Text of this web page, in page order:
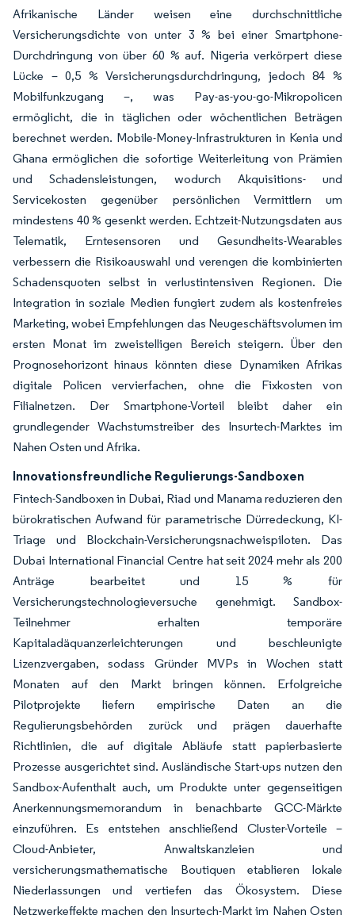
Afrikanische Länder weisen eine durchschnittliche
Versicherungsdichte von unter 3 % bei einer Smartphone-
Durchdringung von über 60 % auf. Nigeria verkörpert diese
Lücke – 0,5 % Versicherungsdurchdringung, jedoch 84 %
Mobilfunkzugang –, was Pay-as-you-go-Mikropolicen
ermöglicht, die in täglichen oder wöchentlichen Beträgen
berechnet werden. Mobile-Money-Infrastrukturen in Kenia und
Ghana ermöglichen die sofortige Weiterleitung von Prämien
und Schadensleistungen, wodurch Akquisitions- und
Servicekosten gegenüber persönlichen Vermittlern um
mindestens 40 % gesenkt werden. Echtzeit-Nutzungsdaten aus
Telematik, Erntesensoren und Gesundheits-Wearables
verbessern die Risikoauswahl und verengen die kombinierten
Schadensquoten selbst in verlustintensiven Regionen. Die
Integration in soziale Medien fungiert zudem als kostenfreies
Marketing, wobei Empfehlungen das Neugeschäftsvolumen im
ersten Monat im zweistelligen Bereich steigern. Über den
Prognosehorizont hinaus könnten diese Dynamiken Afrikas
digitale Policen vervierfachen, ohne die Fixkosten von
Filialnetzen. Der Smartphone-Vorteil bleibt daher ein
grundlegender Wachstumstreiber des Insurtech-Marktes im
Nahen Osten und Afrika.
Innovationsfreundliche Regulierungs-Sandboxen
Fintech-Sandboxen in Dubai, Riad und Manama reduzieren den
bürokratischen Aufwand für parametrische Dürredeckung, KI-
Triage und Blockchain-Versicherungsnachweispiloten. Das
Dubai International Financial Centre hat seit 2024 mehr als 200
Anträge bearbeitet und 15 % für
Versicherungstechnologieversuche genehmigt. Sandbox-
Teilnehmer erhalten temporäre
Kapitaladäquanzerleichterungen und beschleunigte
Lizenzvergaben, sodass Gründer MVPs in Wochen statt
Monaten auf den Markt bringen können. Erfolgreiche
Pilotprojekte liefern empirische Daten an die
Regulierungsbehörden zurück und prägen dauerhafte
Richtlinien, die auf digitale Abläufe statt papierbasierte
Prozesse ausgerichtet sind. Ausländische Start-ups nutzen den
Sandbox-Aufenthalt auch, um Produkte unter gegenseitigen
Anerkennungsmemorandum in benachbarte GCC-Märkte
einzuführen. Es entstehen anschließend Cluster-Vorteile –
Cloud-Anbieter, Anwaltskanzleien und
versicherungsmathematische Boutiquen etablieren lokale
Niederlassungen und vertiefen das Ökosystem. Diese
Netzwerkeffekte machen den Insurtech-Markt im Nahen Osten